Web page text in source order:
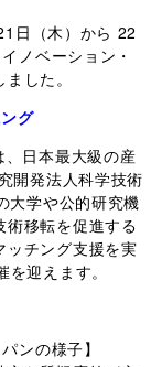
日（木）から 22
ノベーション・
した。
グ
日本最大級の産
開発法人科学技術
大学や公的研究機
移転を促進する
ッチング支援を実
迎えます。
ンの様子】